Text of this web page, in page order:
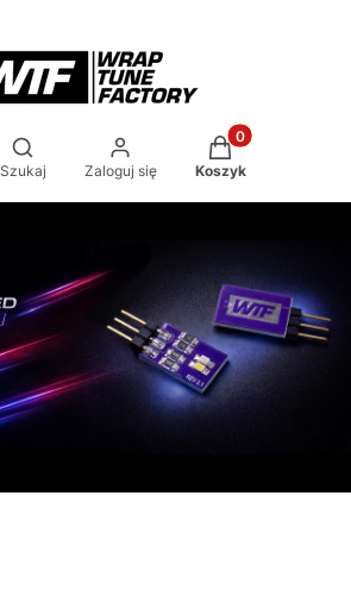
Otwórz wyszukiwarkę
Szukaj Zaloguj się
Produkty w
Koszyk